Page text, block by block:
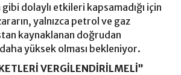
dolaylı etkileri kapsamadığı için
yalnızca petrol ve gaz
kaynaklanan doğrudan
yüksek olması bekleniyor.
VERGİLENDİRİLMELİ”